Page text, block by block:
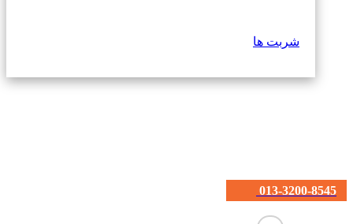
شربت ها
013-3200-8545